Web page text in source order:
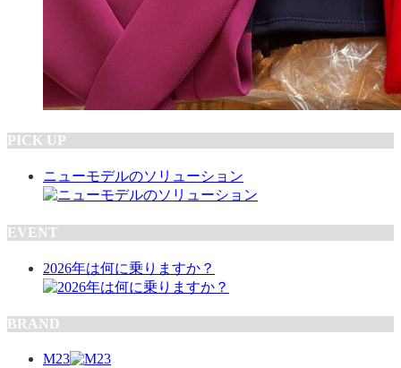
PICK UP
ニューモデルのソリューション
EVENT
2026年は何に乗りますか？
BRAND
M23